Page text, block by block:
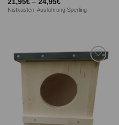
21,95€– 24,95€
Nistkasten, Ausführung Sperling
Auf die
Wunschliste